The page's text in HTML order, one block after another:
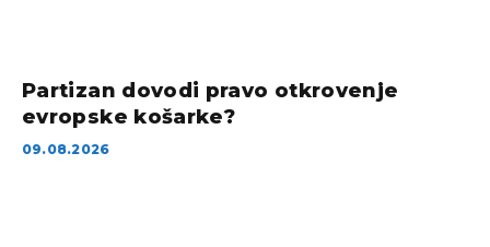
Partizan dovodi pravo otkrovenje
evropske košarke?
09.08.2026